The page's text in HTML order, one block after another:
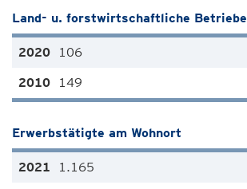
Land- u. forstwirtschaftliche Betriebe
106
149
Erwerbstätigte am Wohnort
1.165